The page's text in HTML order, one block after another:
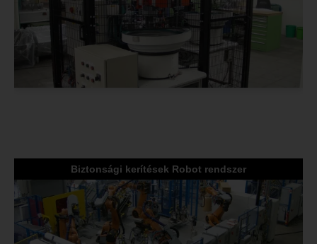
Biztonsági kerítések Robot rendszer